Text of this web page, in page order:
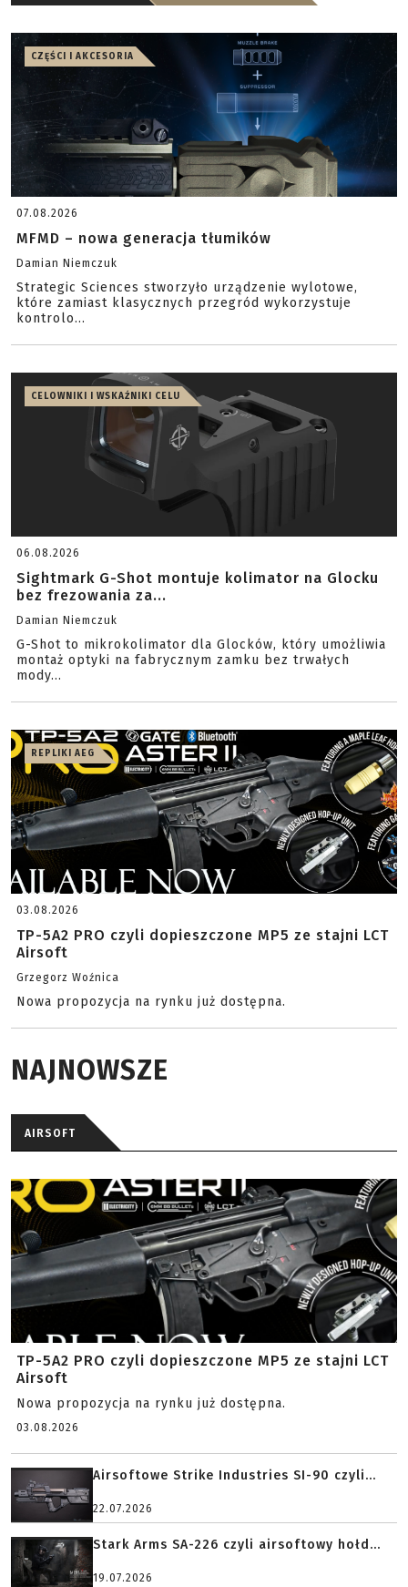
CZĘŚCI I AKCESORIA
07.08.2026
MFMD – nowa generacja tłumików
Damian Niemczuk
Strategic Sciences stworzyło urządzenie wylotowe,
które zamiast klasycznych przegród wykorzystuje
kontrolo...
CELOWNIKI I WSKAŹNIKI CELU
06.08.2026
Sightmark G-Shot montuje kolimator na Glocku
bez frezowania za...
Damian Niemczuk
G-Shot to mikrokolimator dla Glocków, który umożliwia
montaż optyki na fabrycznym zamku bez trwałych
mody...
REPLIKI AEG
03.08.2026
TP-5A2 PRO czyli dopieszczone MP5 ze stajni LCT
Airsoft
Grzegorz Woźnica
Nowa propozycja na rynku już dostępna.
NAJNOWSZE
AIRSOFT
TP-5A2 PRO czyli dopieszczone MP5 ze stajni LCT
Airsoft
Nowa propozycja na rynku już dostępna.
03.08.2026
Airsoftowe Strike Industries SI-90 czyli...
22.07.2026
Stark Arms SA-226 czyli airsoftowy hołd...
19.07.2026